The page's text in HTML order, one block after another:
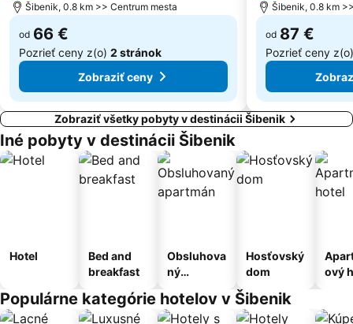
Šibenik, 0.8 km >> Centrum mesta
od 66 €
Pozrieť ceny z(o) 2 stránok
Zobraziť ceny
Šibenik, 0.8 km
od 87 €
Pozrieť ceny
Zobraziť všetky pobyty v destinácii Šibenik
Iné pobyty v destinácii Šibenik
Hotel
Bed and
breakfast
Obsluhova
ný
Hosťovský
dom
ový
Populárne kategórie hotelov v Šibenik